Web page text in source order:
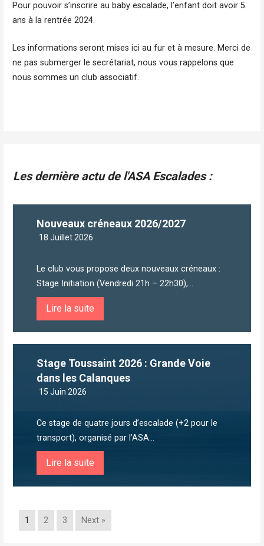
Pour pouvoir s’inscrire au baby escalade, l’enfant doit avoir 5
ans à la rentrée 2024.
Les informations seront mises ici au fur et à mesure. Merci de
ne pas submerger le secrétariat, nous vous rappelons que
nous sommes un club associatif.
Les dernière actu de l'ASA Escalades :
Nouveaux créneaux 2026/2027
18 Juillet 2026
Le club vous propose deux nouveaux créneaux :
Stage Initiation (Vendredi 21h – 22h30),...
Lire la suite
Stage Toussaint 2026 : Grande Voie
dans les Calanques
15 Juin 2026
Ce stage de quatre jours d’escalade (+2 pour le
transport), organisé par l’ASA...
Lire la suite
1 2 3 Next »